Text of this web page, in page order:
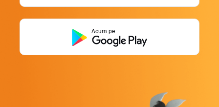
Acum pe